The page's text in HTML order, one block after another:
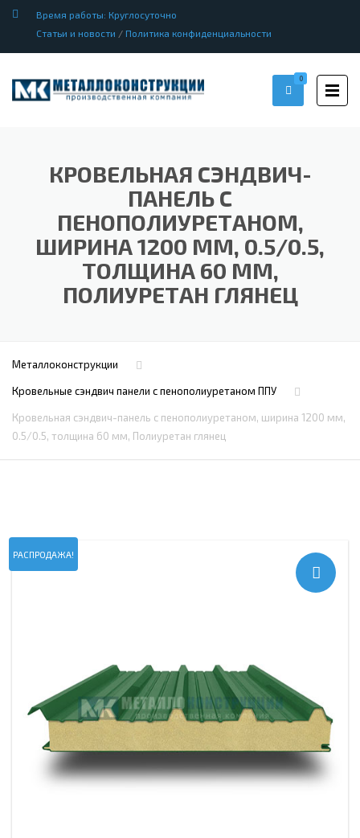
Время работы: Круглосуточно
Статьи и новости / Политика конфиденциальности
0
КРОВЕЛЬНАЯ СЭНДВИЧ-
ПАНЕЛЬ С
ПЕНОПОЛИУРЕТАНОМ,
ШИРИНА 1200 ММ, 0.5/0.5,
ТОЛЩИНА 60 ММ,
ПОЛИУРЕТАН ГЛЯНЕЦ
Металлоконструкции
Кровельные сэндвич панели с пенополиуретаном ППУ
Кровельная сэндвич-панель с пенополиуретаном, ширина 1200 мм,
0.5/0.5, толщина 60 мм, Полиуретан глянец
РАСПРОДАЖА!